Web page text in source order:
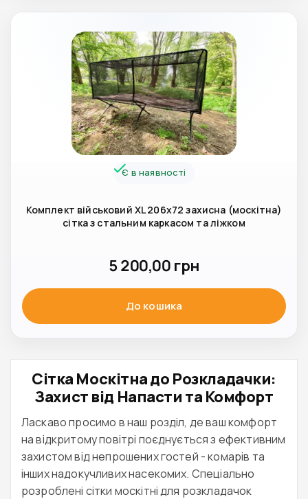
Є в наявності
Комплект військовий XL 206x72 захисна (москітна)
сітка з стальним каркасом та ліжком
5 200,00 грн
До кошика
Сітка Москітна до Розкладачки:
Захист від Напасти та Комфорт
Ласкаво просимо в наш розділ, де ваш комфорт
на відкритому повітрі поєднується з ефективним
захистом від непрошених гостей - комарів та
інших надокучливих насекомих. Спеціально
розроблені сітки москітні для розкладачок